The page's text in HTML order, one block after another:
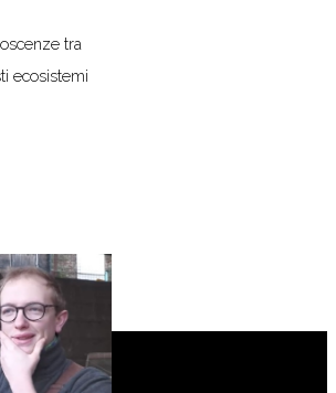
tra
ecosistemi